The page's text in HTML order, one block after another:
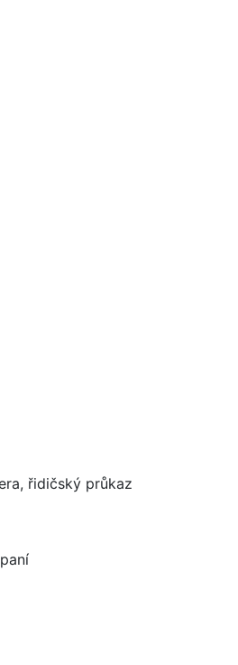
řidičský průkaz